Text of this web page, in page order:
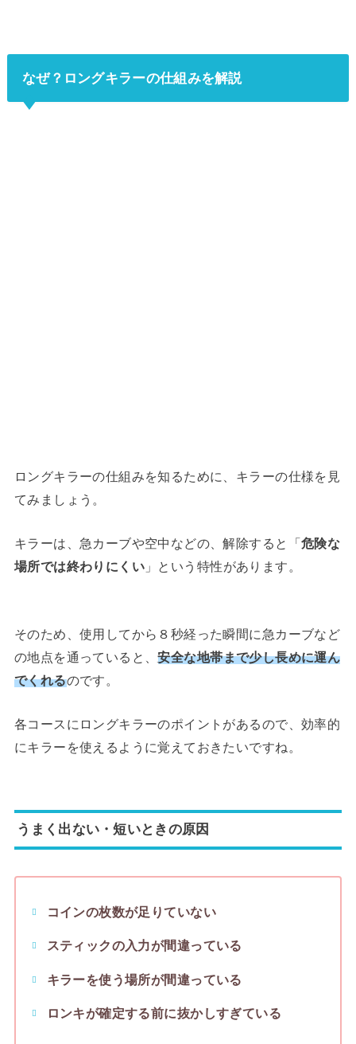
なぜ？ロングキラーの仕組みを解説
ロングキラーの仕組みを知るために、キラーの仕様を見
てみましょう。
キラーは、急カーブや空中などの、解除すると「危険な
場所では終わりにくい 」という特性があります。
そのため、使用してから８秒経った瞬間に急カーブなど
の地点を通っていると、安全な地帯まで少し長めに運ん
でくれるのです。
各コースにロングキラーのポイントがあるので、効率的
にキラーを使えるように覚えておきたいですね。
うまく出ない・短いときの原因
コインの枚数が足りていない
スティックの入力が間違っている
キラーを使う場所が間違っている
ロンキが確定する前に抜かしすぎている